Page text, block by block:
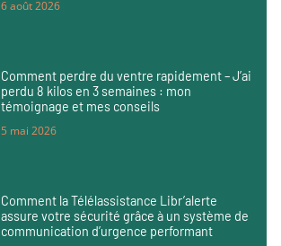
6 août 2026
Comment perdre du ventre rapidement – J’ai
perdu 8 kilos en 3 semaines : mon
témoignage et mes conseils
5 mai 2026
Comment la Télélassistance Libr’alerte
assure votre sécurité grâce à un système de
communication d’urgence performant